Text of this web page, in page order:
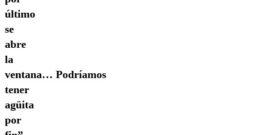
último
se
abre
la
ventana… Podríamos
tener
agüita
por